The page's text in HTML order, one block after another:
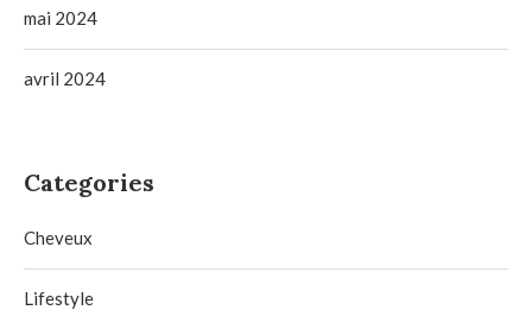
mai 2024
avril 2024
Categories
Cheveux
Lifestyle